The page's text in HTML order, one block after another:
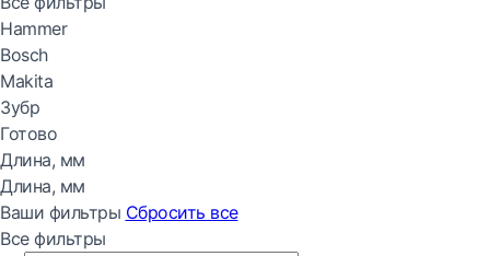
Hammer
Bosch
Makita
Зубр
Готово
Длина, мм
Длина, мм
Ваши фильтры Сбросить все
Все фильтры